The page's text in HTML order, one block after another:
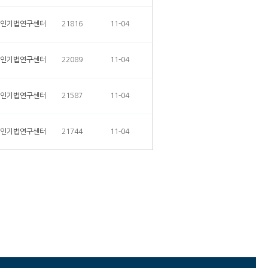
인기법연구센터 21816 11-04
인기법연구센터 22089 11-04
인기법연구센터 21587 11-04
인기법연구센터 21744 11-04